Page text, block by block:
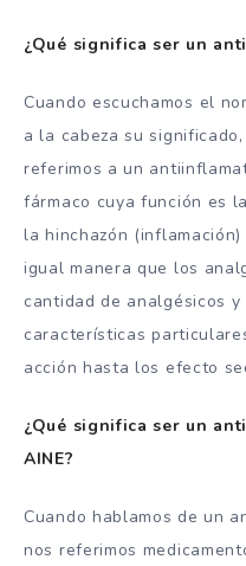
¿Qué significa ser un
Cuando escuchamos el
a la cabeza su
referimos a un
fármaco cuya función es
la hinchazón
igual manera que los
cantidad de analgésicos
características
acción hasta los efecto
¿Qué significa ser un
AINE?
Cuando hablamos de un
nos referimos